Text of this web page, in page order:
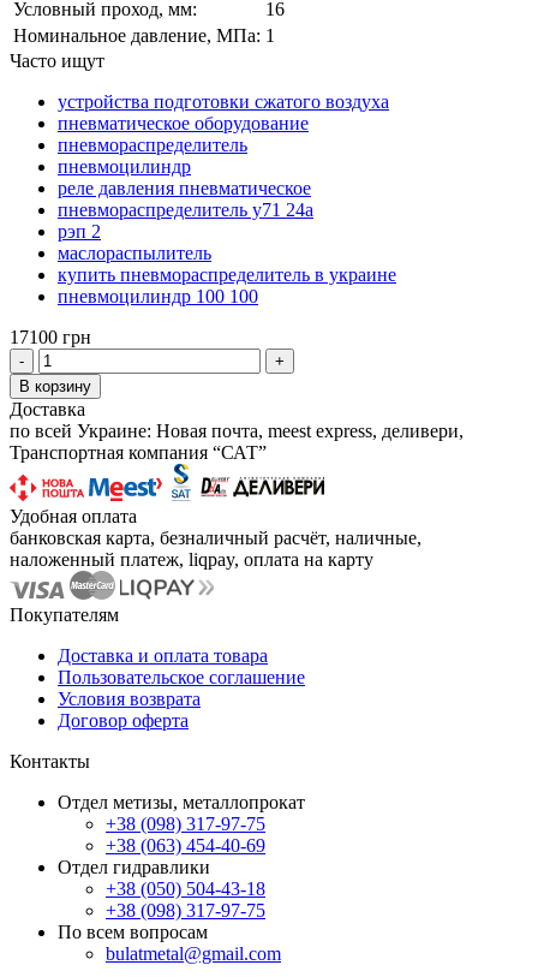
Условный проход, мм:
16
Номинальное давление, МПа: 1
Часто ищут
устройства подготовки сжатого воздуха
пневматическое оборудование
пневмораспределитель
пневмоцилиндр
реле давления пневматическое
пневмораспределитель у71 24а
рэп 2
маслораспылитель
купить пневмораспределитель в украине
пневмоцилиндр 100 100
17100 грн
-
+
В корзину
Доставка
по всей Украине: Новая почта, meest express, деливери,
Транспортная компания “САТ”
Удобная оплата
банковская карта, безналичный расчёт, наличные,
наложенный платеж, liqpay, оплата на карту
Покупателям
Доставка и оплата товара
Пользовательское соглашение
Условия возврата
Договор оферта
Контакты
Отдел метизы, металлопрокат
+38 (098) 317-97-75
+38 (063) 454-40-69
Отдел гидравлики
+38 (050) 504-43-18
+38 (098) 317-97-75
По всем вопросам
bulatmetal@gmail.com